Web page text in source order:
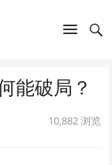
能破局？
10,882浏览